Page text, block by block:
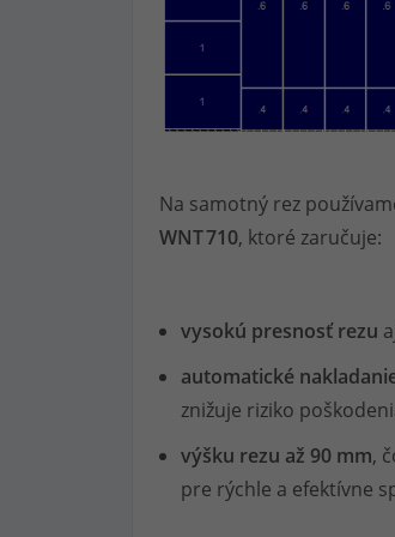
Na samotný rez
WNT 710, ktoré zaručuje:
vysokú presnosť rezu
automatické
znižuje riziko
výšku rezu až 90 mm,
pre rýchle a efektívne